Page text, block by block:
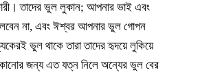
তাদের ভুল লুকান; আপনার ভাই এবং
না, এবং ঈশ্বর আপনার ভুল গোপন
ভুল থাকে তারা তাদের হৃদয়ে লুকিয়ে
জন্য এত যত্ন নিলে অন্যের ভুল বের